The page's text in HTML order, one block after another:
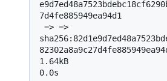
7d4fe885949ea94d1
1.64kB
0.0s